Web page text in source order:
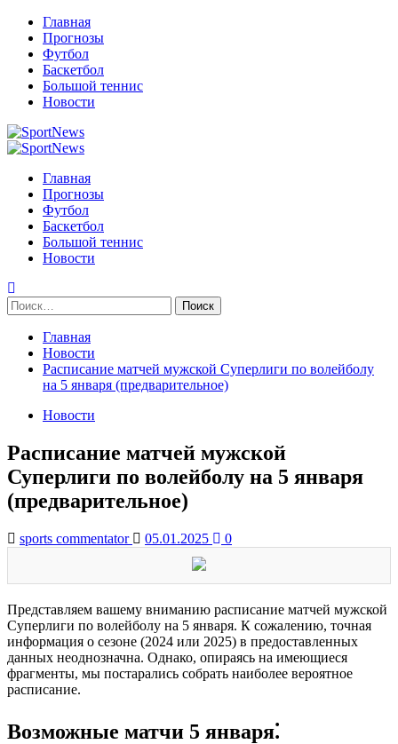
Перейти
содержимому
Главная
Прогнозы
Футбол
Баскетбол
Большой теннис
Новости
Primary
Главная
Прогнозы
Футбол
Баскетбол
Большой теннис
Новости
Найти:
Главная
Новости
Расписание матчей мужской Суперлиги по волейболу
на 5 января (предварительное)
Новости
Расписание матчей мужской
Суперлиги по волейболу на 5 января
(предварительное)
sports commentator 05.01.2025 0
Представляем вашему вниманию расписание матчей мужской
Суперлиги по волейболу на 5 января. К сожалению, точная
информация о сезоне (2024 или 2025) в предоставленных
данных неоднозначна. Однако, опираясь на имеющиеся
фрагменты, мы постарались собрать наиболее вероятное
расписание.
Возможные матчи 5 января⁚